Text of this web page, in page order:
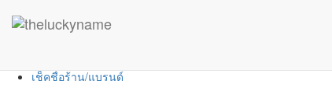
หน้าหลัก
เช็คชื่อร้าน/แบรนด์